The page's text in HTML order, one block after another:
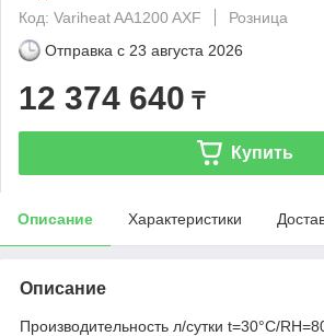
Код: Variheat AA1200 AXF
Розница
Отправка с 23 августа 2026
12 374 640 ₸
Купить
Описание Характеристики
Описание
Производительность л/сутки t=30°C/